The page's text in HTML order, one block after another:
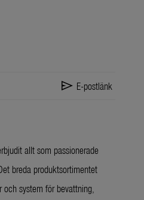
send E-postlänk
allt som passionerade
breda produktsortimentet
system för bevattning,